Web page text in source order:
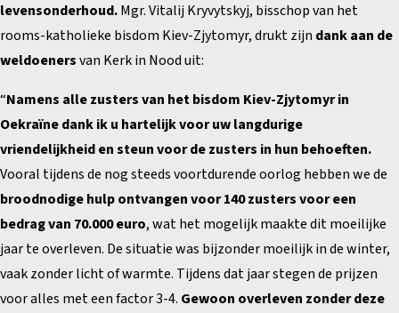
levensonderhoud.Mgr. Vitalij Kryvytskyj, bisschop van het
rooms-katholieke bisdom Kiev-Zjytomyr, drukt zijn dank aan de
weldoenersvan Kerk in Nood uit:
“Namens alle zusters van het bisdom Kiev-Zjytomyr in
Oekraïne dank ik u hartelijk voor uw langdurige
vriendelijkheid en steun voor de zusters in hun behoeften.
Vooral tijdens de nog steeds voortdurende oorlog hebben we de
broodnodige hulp ontvangen voor 140 zusters voor een
bedrag van 70.000 euro, wat het mogelijk maakte dit moeilijke
jaar te overleven. De situatie was bijzonder moeilijk in de winter,
vaak zonder licht of warmte. Tijdens dat jaar stegen de prijzen
voor alles met een factor 3-4. Gewoon overleven zonder deze